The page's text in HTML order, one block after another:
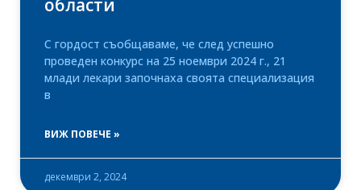
области
С гордост съобщаваме, че след успешно
проведен конкурс на 25 ноември 2024 г., 21
млади лекари започнаха своята специализация
в
ВИЖ ПОВЕЧЕ »
декември 2, 2024